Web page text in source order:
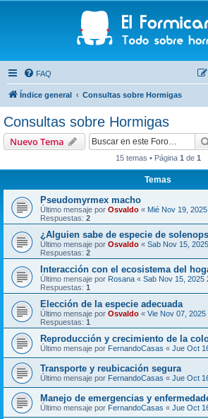
FAQ
Índice general Consultas sobre Hormigas
Consultas sobre Hormigas
Nuevo Tema
15 temas • Página 1 de 1
Temas
Pseudomyrmex macho
Último mensaje por Osvaldo « Mié Nov 19,
Respuestas: 2
¿Alguien sabe de especie de
Último mensaje por Osvaldo « Sab Nov 15,
Respuestas: 2
Interacción con el ecosistema del
Último mensaje por Rosana « Sab Nov 15, 2025
Respuestas: 1
Elección de la especie adecuada
Último mensaje por Osvaldo « Vie Nov 07, 2025
Respuestas: 1
Reproducción y crecimiento de la
Último mensaje por FernandoCasas « Jue Oct
Transporte y reubicación segura
Último mensaje por FernandoCasas « Jue Oct
Manejo de emergencias y
Último mensaje por FernandoCasas « Jue Oct